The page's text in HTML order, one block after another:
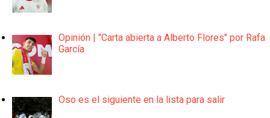
Opinión | "Carta abierta a Alberto Flores" por Rafa
García
Oso es el siguiente en la lista para salir